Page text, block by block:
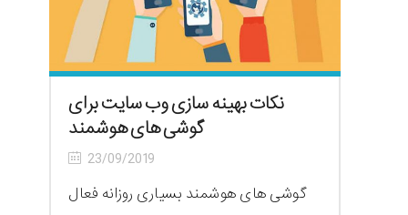
نکات بهینه سازی وب سایت برای
گوشی های هوشمند
23/09/2019
گوشی های هوشمند بسیاری روزانه فعال